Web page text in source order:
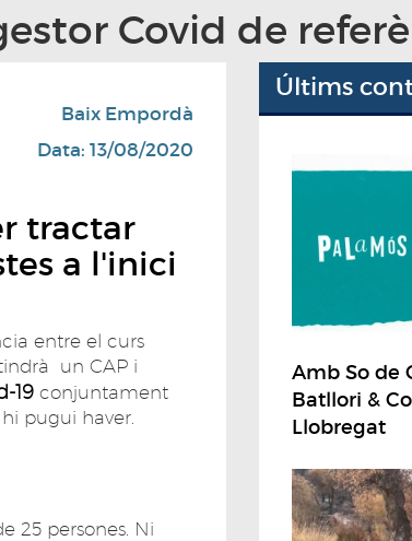
Covid de
Baix Empordà
Data: 13/08/2020
tractar
a l'inici
entre el curs
un CAP i
19 conjuntament
pugui haver.
25 persones. Ni
Últims
Amb So de
Batllori &
Llobregat